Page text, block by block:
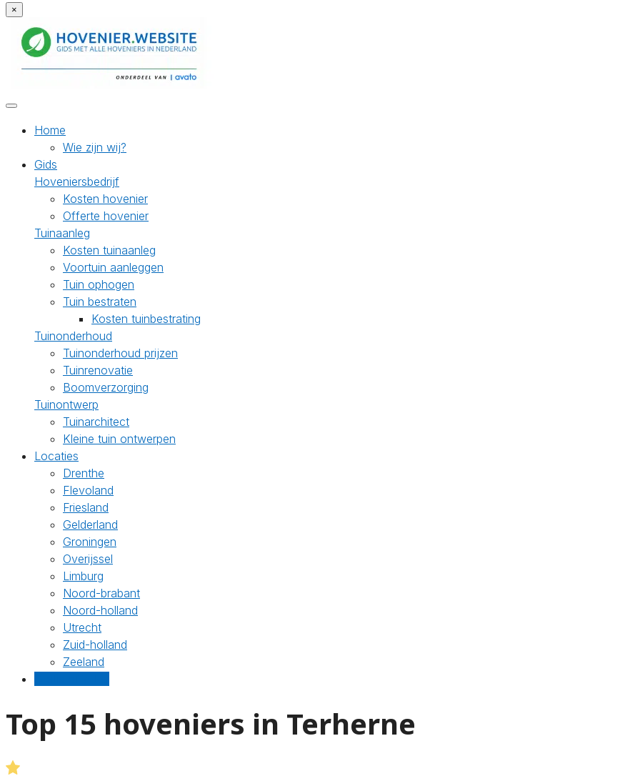
×
Home
Wie zijn wij?
Gids
Hoveniersbedrijf
Kosten hovenier
Offerte hovenier
Tuinaanleg
Kosten tuinaanleg
Voortuin aanleggen
Tuin ophogen
Tuin bestraten
Kosten tuinbestrating
Tuinonderhoud
Tuinonderhoud prijzen
Tuinrenovatie
Boomverzorging
Tuinontwerp
Tuinarchitect
Kleine tuin ontwerpen
Locaties
Drenthe
Flevoland
Friesland
Gelderland
Groningen
Overijssel
Limburg
Noord-brabant
Noord-holland
Utrecht
Zuid-holland
Zeeland
Top 15 hoveniers in Terherne